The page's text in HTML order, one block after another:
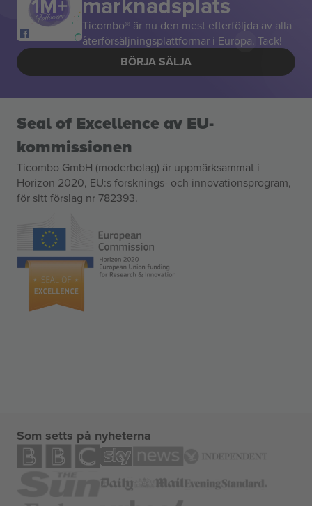
Ticombo® är nu den mest efterföljda av alla
återförsäljningsplattformar i Europa. Tack!
BÖRJA SÄLJA
Seal of Excellence av EU-
kommissionen
Ticombo GmbH (moderbolag) är uppmärksammat i
Horizon 2020, EU:s forsknings- och innovationsprogram,
för sitt förslag nr 782393.
Som setts på nyheterna